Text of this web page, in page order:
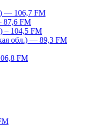
— 106,7 FM
87,6 FM
– 104,5 FM
обл.) — 89,3 FM
FM